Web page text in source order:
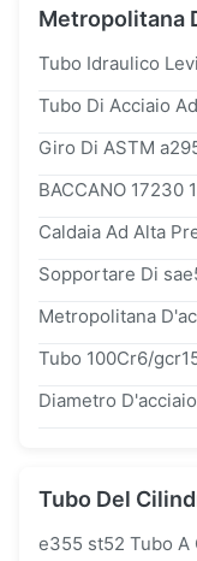
Metropolitana
Tubo Del